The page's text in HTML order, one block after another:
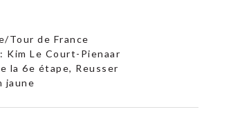
Tour de France
Kim Le Court-Pienaar
la 6e étape, Reusser
jaune